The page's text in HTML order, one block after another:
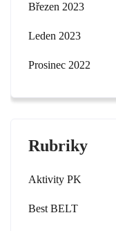
Březen 2023
Leden 2023
Prosinec 2022
Rubriky
Aktivity PK
Best BELT